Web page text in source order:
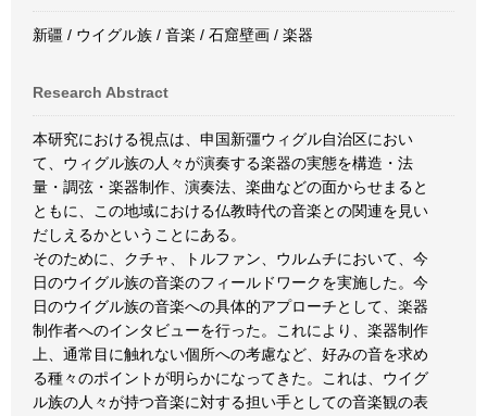
新疆 / ウイグル族 / 音楽 / 石窟壁画 / 楽器
Research Abstract
本研究における視点は、申国新彊ウィグル自治区におい
て、ウィグル族の人々が演奏する楽器の実態を構造・法
量・調弦・楽器制作、演奏法、楽曲などの面からせまると
ともに、この地域における仏教時代の音楽との関連を見い
だしえるかということにある。
そのために、クチャ、トルファン、ウルムチにおいて、今
日のウイグル族の音楽のフィールドワークを実施した。今
日のウイグル族の音楽への具体的アプローチとして、楽器
制作者へのインタビューを行った。これにより、楽器制作
上、通常目に触れない個所への考慮など、好みの音を求め
る種々のポイントが明らかになってきた。これは、ウイグ
ル族の人々が持つ音楽に対する担い手としての音楽観の表